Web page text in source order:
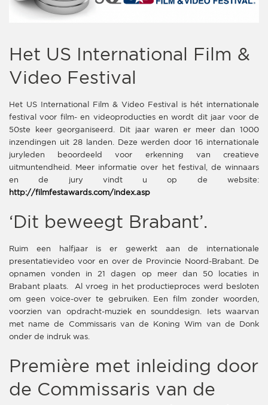
Het US International Film &
Video Festival
Het US International Film & Video Festival is hét internationale
festival voor film- en videoproducties en wordt dit jaar voor de
50ste keer georganiseerd. Dit jaar waren er meer dan 1000
inzendingen uit 28 landen. Deze werden door 16 internationale
juryleden beoordeeld voor erkenning van creatieve
uitmuntendheid. Meer informatie over het festival, de winnaars
en de jury vindt u op de website:
http://filmfestawards.com/index.asp
‘Dit beweegt Brabant’.
Ruim een halfjaar is er gewerkt aan de internationale
presentatievideo voor en over de Provincie Noord-Brabant. De
opnamen vonden in 21 dagen op meer dan 50 locaties in
Brabant plaats. Al vroeg in het productieproces werd besloten
om geen voice-over te gebruiken. Een film zonder woorden,
voorzien van opdracht-muziek en sounddesign. Iets waarvan
met name de Commissaris van de Koning Wim van de Donk
onder de indruk was.
Première met inleiding door
de Commissaris van de